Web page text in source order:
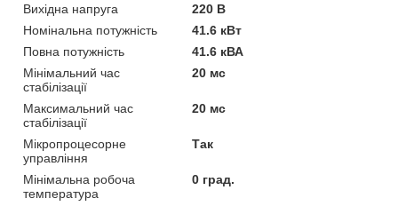
Вихідна напруга
220 В
Номінальна потужність
41.6 кВт
Повна потужність
41.6 кВА
Мінімальний час
стабілізації
20 мс
Максимальний час
стабілізації
20 мс
Мікропроцесорне
управління
Так
Мінімальна робоча
температура
0 град.